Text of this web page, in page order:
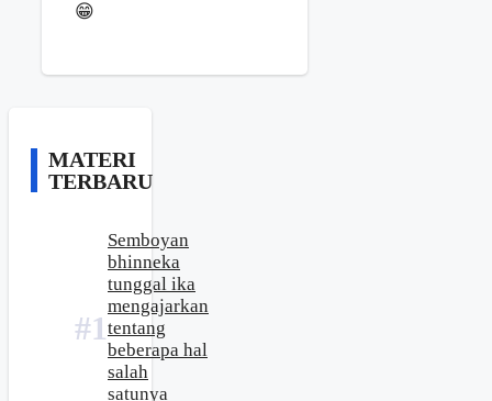
😁
MATERI
TERBARU
Semboyan
bhinneka
tunggal ika
mengajarkan
tentang
beberapa hal
salah
satunya